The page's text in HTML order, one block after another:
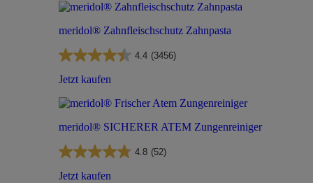
meridol® Zahnfleischschutz Zahnpasta
4.4 (3456)
Jetzt kaufen
meridol® SICHERER ATEM Zungenreiniger
4.8 (52)
Jetzt kaufen